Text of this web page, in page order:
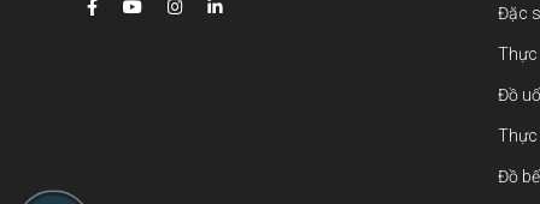
Đặc
Thực
Đồ
Thực
Đồ